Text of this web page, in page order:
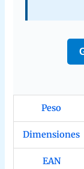
Peso
Dimensiones
EAN